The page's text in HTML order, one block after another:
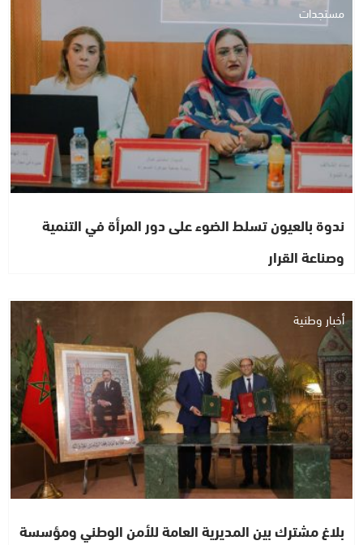
مستجدات
ندوة بالعيون تسلط الضوء على دور المرأة في التنمية
وصناعة القرار
أخبار وطنية
بلاغ مشترك بين المديرية العامة للأمن الوطني ومؤسسة